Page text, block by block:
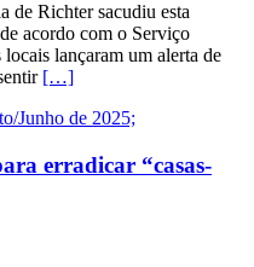
de Richter sacudiu esta
acordo com o Serviço
lançaram um alerta de
[…]
erradicar “casas-